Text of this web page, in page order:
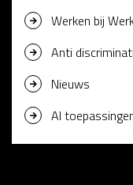
Werken bij
Anti
Nieuws
AI